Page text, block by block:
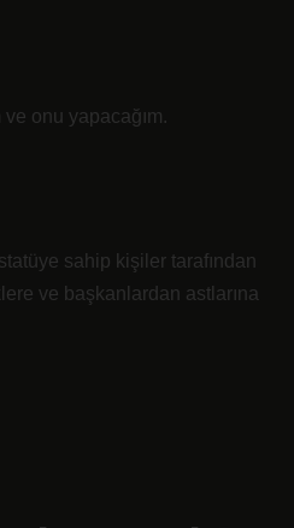
onu yapacağım.
sahip kişiler tarafından
ve başkanlardan astlarına